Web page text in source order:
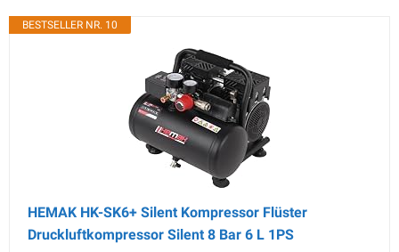
BESTSELLER NR. 10
HEMAK HK-SK6+ Silent Kompressor Flüster
Druckluftkompressor Silent 8 Bar 6 L 1PS